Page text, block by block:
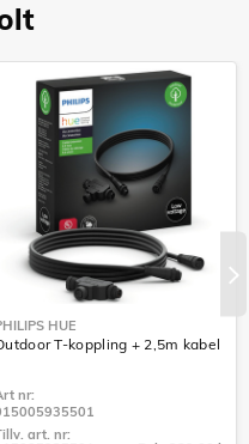
HUE
T-koppling + 2,5m kabel
nr:
art. nr: